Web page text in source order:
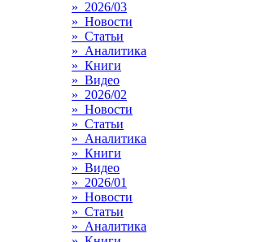
» 2026/03
» Новости
» Статьи
» Аналитика
» Книги
» Видео
» 2026/02
» Новости
» Статьи
» Аналитика
» Книги
» Видео
» 2026/01
» Новости
» Статьи
» Аналитика